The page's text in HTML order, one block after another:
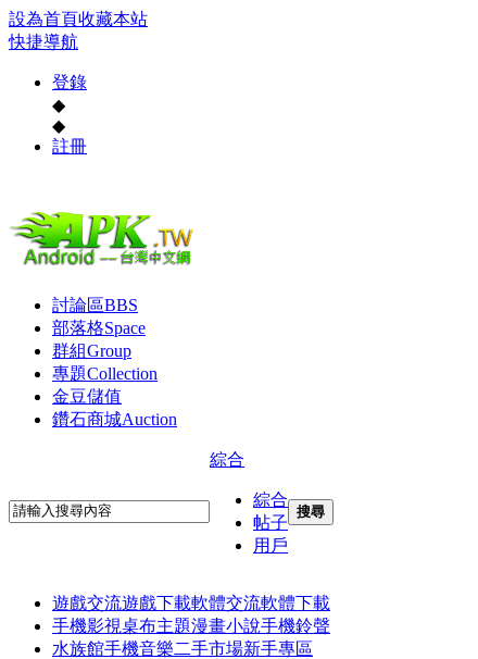
設為首頁收藏本站
快捷導航
登錄
◆
◆
註冊
討論區BBS
部落格Space
群組Group
專題Collection
金豆儲值
鑽石商城Auction
綜合
綜合
帖子
用戶
搜尋
遊戲交流遊戲下載軟體交流軟體下載
手機影視桌布主題漫畫小說手機鈴聲
水族館手機音樂二手市場新手專區